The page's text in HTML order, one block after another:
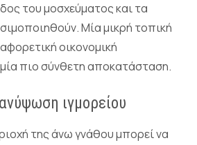
του μοσχεύματος και τα
Μία μικρή τοπική
οικονομική
πιο σύνθετη αποκατάσταση.
ιγμορείου
της άνω γνάθου μπορεί να